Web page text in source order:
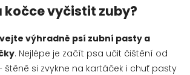
kočce vyčistit zuby?
výhradně psí zubní pasty a
. Nejlépe je začít psa učit čištění od
štěně si zvykne na kartáček i chuť pasty